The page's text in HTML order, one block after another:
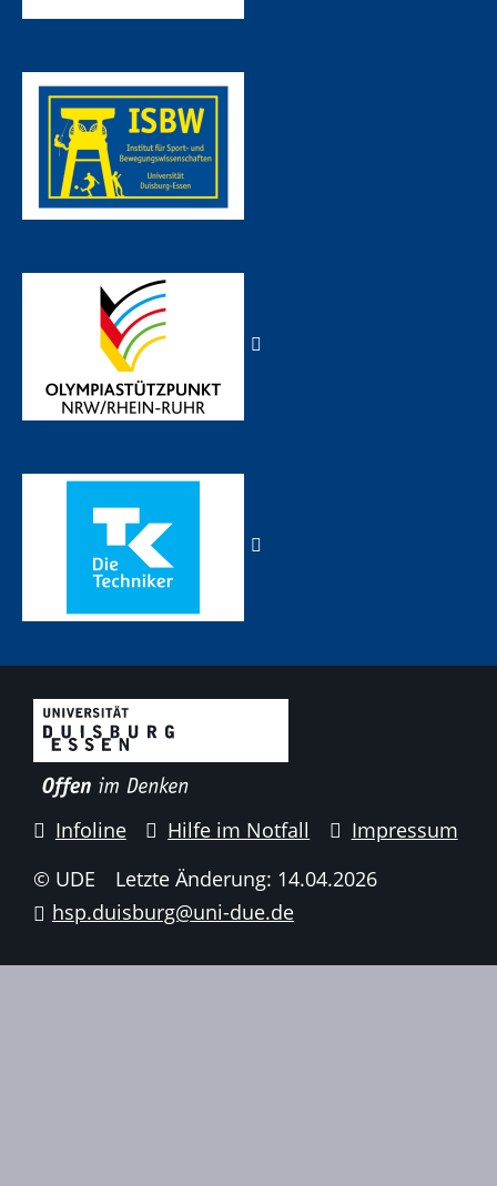
Infoline Hilfe im Notfall
Impressum
© UDE
Letzte Änderung: 14.04.2026
hsp.duisburg@uni-due.de